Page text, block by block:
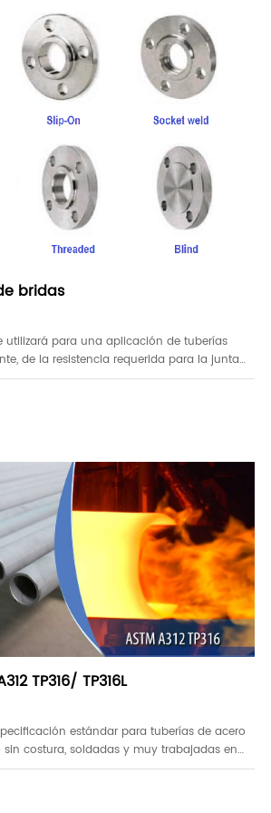
bridas
utilizará para una aplicación de tuberías
de la resistencia requerida para la junta
utilizan, alternativamente a las conexiones
las operaciones de mantenimiento (una
desmontar rápida y convenientemente).
TP316/ TP316L
estándar para tuberías de acero
costura, soldadas y muy trabajadas en
inoxidables austeníticos, y fabricado tanto
costura para la opción. asme sa312 es
astm a312.